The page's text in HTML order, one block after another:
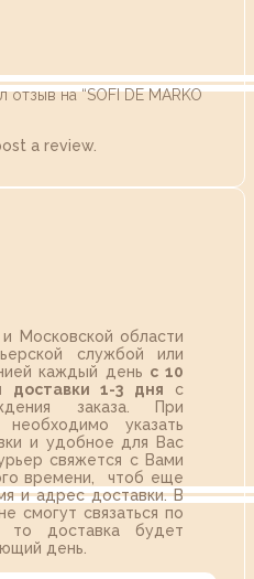
на “SOFI DE MARKO
a review.
Московской области
службой или
каждый день с 10
доставки 1-3 дня с
заказа. При
указать
и удобное для Вас
свяжется с Вами
времени, чтоб еще
и адрес доставки. В
смогут связаться по
то доставка будет
день.